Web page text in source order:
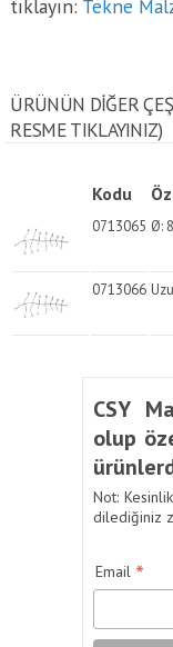
tıklayın: Tekne
ÜRÜNÜN DİĞER
RESME TIKLAYINIZ)
Kodu
0713065 Ø:
0713066
CSY
olup
Not:
dilediğiniz
Email *